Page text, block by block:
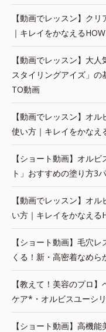
【動画でレッスン】ク
｜キレイをかなえる
【動画でレッスン】大
スタイリングアイズ」
TO動画
【動画でレッスン】オ
使い方｜キレイをかなえ
【ショート動画】オル
ト」おすすめの塗り方3
【動画でレッスン】オ
い方｜キレイをかなえる
【ショート動画】毛穴
くる！新・高密着なめ
【教えて！美容のプロ
ケア*・オルビスユーシ
【ショート動画】高機